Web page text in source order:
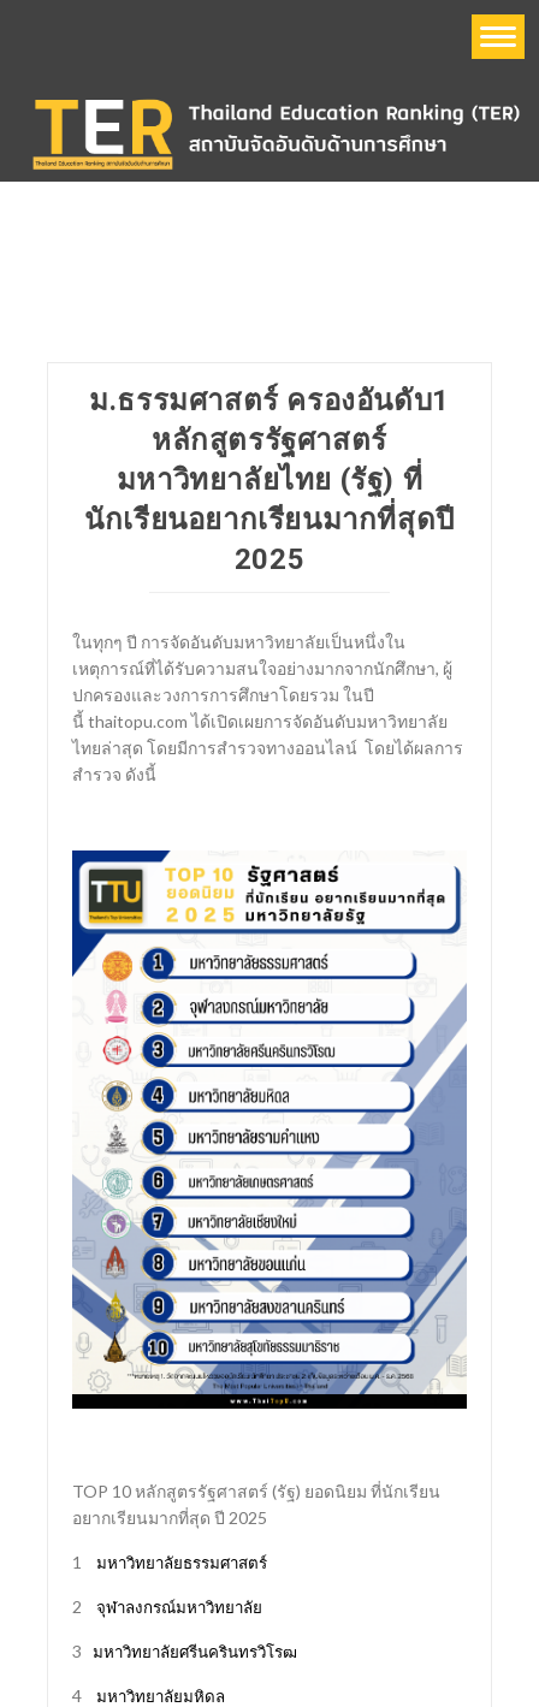
QS World University Ranking
The Times Higher Education World University Ranking
(THE)
SCImago Institutions Ranking (SIR)
ม.ธรรมศาสตร์ ครองอันดับ1
หลักสูตรรัฐศาสตร์
มหาวิทยาลัยไทย (รัฐ) ที่
นักเรียนอยากเรียนมากที่สุดปี
2025
ในทุกๆ ปี การจัดอันดับมหาวิทยาลัยเป็นหนึ่งใน
เหตุการณ์ที่ได้รับความสนใจอย่างมากจากนักศึกษา, ผู้
ปกครองและวงการการศึกษาโดยรวม ในปี
นี้ thaitopu.com ได้เปิดเผยการจัดอันดับมหาวิทยาลัย
ไทยล่าสุด โดยมีการสำรวจทางออนไลน์ โดยได้ผลการ
สำรวจ ดังนี้
TOP 10 หลักสูตรรัฐศาสตร์ (รัฐ) ยอดนิยม ที่นักเรียน
อยากเรียนมากที่สุด ปี 2025
1 มหาวิทยาลัยธรรมศาสตร์
2 จุฬาลงกรณ์มหาวิทยาลัย
3 มหาวิทยาลัยศรีนครินทรวิโรฒ
4 มหาวิทยาลัยมหิดล